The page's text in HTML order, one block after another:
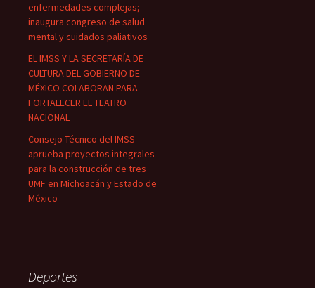
enfermedades complejas;
inaugura congreso de salud
mental y cuidados paliativos
EL IMSS Y LA SECRETARÍA DE
CULTURA DEL GOBIERNO DE
MÉXICO COLABORAN PARA
FORTALECER EL TEATRO
NACIONAL
Consejo Técnico del IMSS
aprueba proyectos integrales
para la construcción de tres
UMF en Michoacán y Estado de
México
Deportes